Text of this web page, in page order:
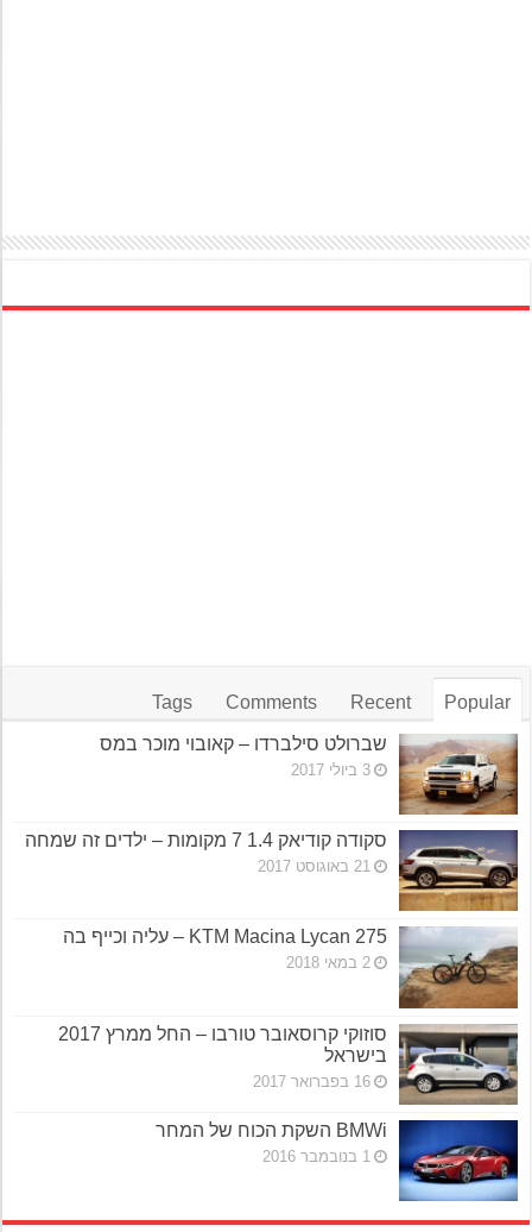
Popular
Recent
Comments
Tags
שברולט סילברדו – קאובוי מוכר במס
3 ביולי 2017
סקודה קודיאק 1.4 7 מקומות – ילדים זה שמחה
21 באוגוסט 2017
KTM Macina Lycan 275 – עליה וכייף בה
2 במאי 2018
סוזוקי קרוסאובר טורבו – החל ממרץ 2017
בישראל
16 בפברואר 2017
BMWi השקת הכוח של המחר
1 בנובמבר 2016